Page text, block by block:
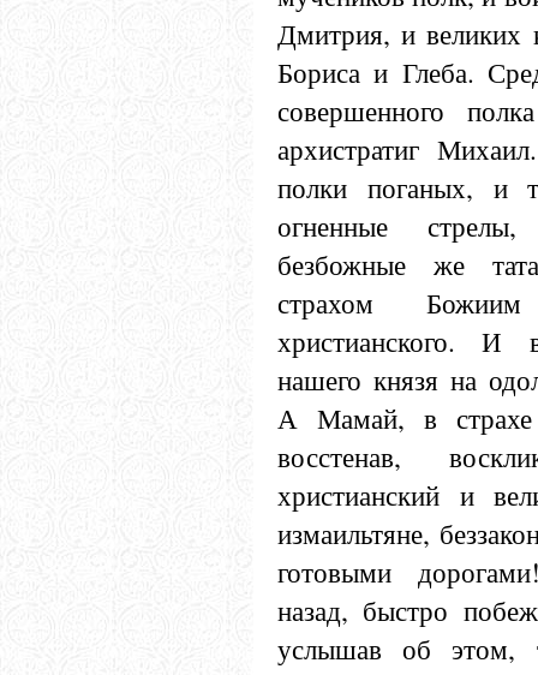
Дмитрия, и великих
Бориса и Глеба.
совершенного
архистратиг
полки поганых, и
огненные
безбожные же
страхом
христианского. И
нашего князя на
А Мамай, в страхе
восстенав,
христианский и
измаильтяне,
готовыми
назад, быстро
услышав об этом,